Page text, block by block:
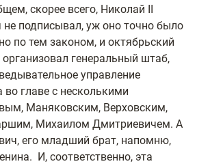
скорее всего, Николай II
не подписывал, уж оно точно было
по тем законом, и октябрьский
генеральный штаб,
управление
во главе с несколькими
Маняковским, Верховским,
Михаилом Дмитриевичем. А
его младший брат, напомню,
И, соответственно, эта